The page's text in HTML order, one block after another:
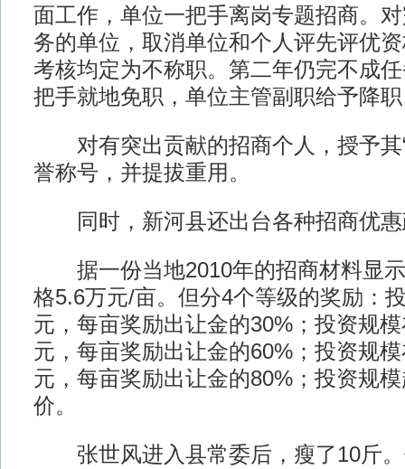
面工作，单位一把手离岗专题招商。
务的单位，取消单位和个人评先评优
考核均定为不称职。第二年仍完不成
把手就地免职，单位主管副职给予降
对有突出贡献的招商个人，授予其
誉称号，并提拔重用。
同时，新河县还出台各种招商优惠
据一份当地2010年的招商材料显示
格5.6万元/亩。但分4个等级的奖励：
元，每亩奖励出让金的30%；投资规
元，每亩奖励出让金的60%；投资规
元，每亩奖励出让金的80%；投资规
价。
张世风进入县常委后，瘦了10斤。